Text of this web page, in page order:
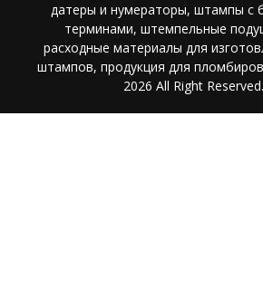
датеры и нумераторы, штампы с
терминами, штемпельные
расходные материалы для
штампов, продукция для
2026 All Right Reserved.